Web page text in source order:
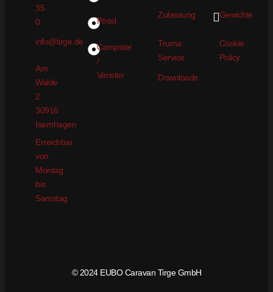
35
0
info@tirge.de
Am
Walde
2
30916
Isernhagen
Erreichbar
von
Montag
bis
Samstag
Pössl
Campster
/
Vanster
Zulassung
Truma
Service
Downloads
Gewichte
Cookie
Policy
© 2024 EUBO Caravan Tirge GmbH